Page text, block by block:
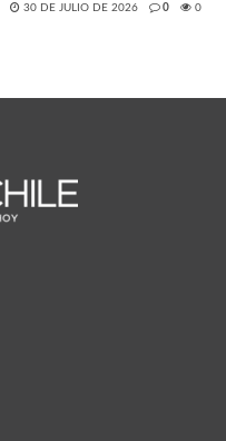
30 DE JULIO DE 2026 0 0